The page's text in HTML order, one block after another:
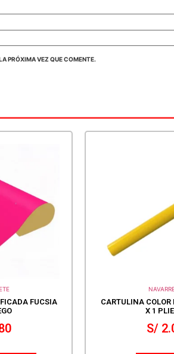
PRÓXIMA VEZ QUE COMENTE.
FUCSIA
CARTULINA
X 1
S/